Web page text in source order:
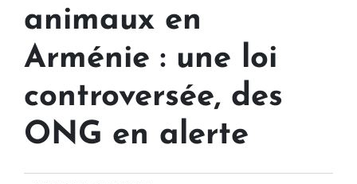
animaux en
Arménie : une loi
controversée, des
ONG en alerte